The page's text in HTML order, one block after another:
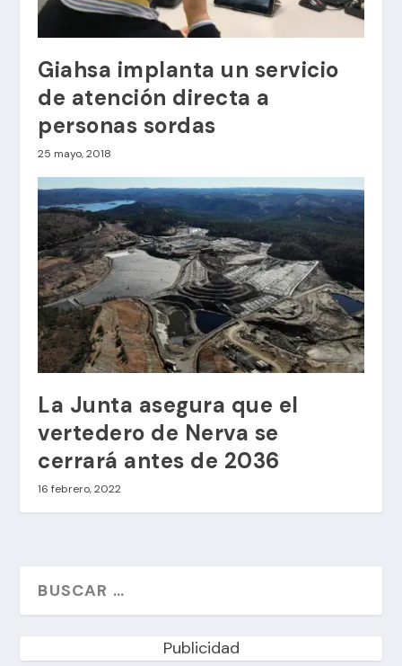
Giahsa implanta un servicio
de atención directa a
personas sordas
25 mayo, 2018
La Junta asegura que el
vertedero de Nerva se
cerrará antes de 2036
16 febrero, 2022
Publicidad